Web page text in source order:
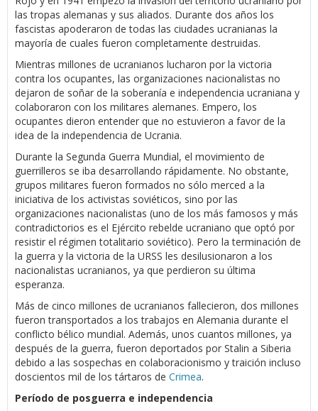
las tropas alemanas y sus aliados. Durante dos años los
fascistas apoderaron de todas las ciudades ucranianas la
mayoría de cuales fueron completamente destruidas.
Mientras millones de ucranianos lucharon por la victoria
contra los ocupantes, las organizaciones nacionalistas no
dejaron de soñar de la soberanía e independencia ucraniana y
colaboraron con los militares alemanes. Empero, los
ocupantes dieron entender que no estuvieron a favor de la
idea de la independencia de Ucrania.
Durante la Segunda Guerra Mundial, el movimiento de
guerrilleros se iba desarrollando rápidamente. No obstante,
grupos militares fueron formados no sólo merced a la
iniciativa de los activistas soviéticos, sino por las
organizaciones nacionalistas (uno de los más famosos y más
contradictorios es el Ejército rebelde ucraniano que optó por
resistir el régimen totalitario soviético). Pero la terminación de
la guerra y la victoria de la URSS les desilusionaron a los
nacionalistas ucranianos, ya que perdieron su última
esperanza.
Más de cinco millones de ucranianos fallecieron, dos millones
fueron transportados a los trabajos en Alemania durante el
conflicto bélico mundial. Además, unos cuantos millones, ya
después de la guerra, fueron deportados por Stalin a Siberia
debido a las sospechas en colaboracionismo y traición incluso
doscientos mil de los tártaros de Crimea.
Período de posguerra e independencia